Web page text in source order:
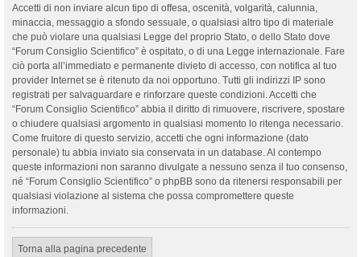
Accetti di non inviare alcun tipo di offesa, oscenità, volgarità, calunnia,
minaccia, messaggio a sfondo sessuale, o qualsiasi altro tipo di materiale
che può violare una qualsiasi Legge del proprio Stato, o dello Stato dove
“Forum Consiglio Scientifico” è ospitato, o di una Legge internazionale. Fare
ciò porta all’immediato e permanente divieto di accesso, con notifica al tuo
provider Internet se è ritenuto da noi opportuno. Tutti gli indirizzi IP sono
registrati per salvaguardare e rinforzare queste condizioni. Accetti che
“Forum Consiglio Scientifico” abbia il diritto di rimuovere, riscrivere, spostare
o chiudere qualsiasi argomento in qualsiasi momento lo ritenga necessario.
Come fruitore di questo servizio, accetti che ogni informazione (dato
personale) tu abbia inviato sia conservata in un database. Al contempo
queste informazioni non saranno divulgate a nessuno senza il tuo consenso,
né “Forum Consiglio Scientifico” o phpBB sono da ritenersi responsabili per
qualsiasi violazione al sistema che possa compromettere queste
informazioni.
Torna alla pagina precedente